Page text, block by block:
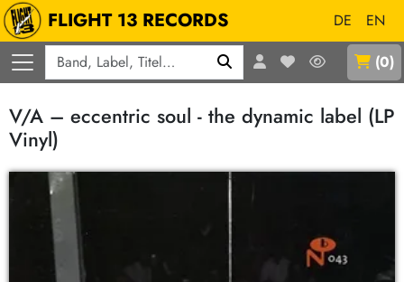
FLIGHT 13 RECORDS DE
EN
(0)
V/A – eccentric soul - the dynamic label (LP
Vinyl)